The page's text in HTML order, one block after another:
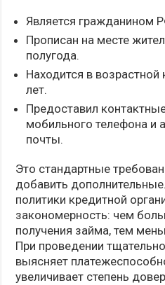
Является гражданином
Прописан на месте
полугода.
Находится в возрастной
лет.
Предоставил
мобильного телефона и
почты.
Это стандартные
добавить
политики кредитной
закономерность: чем
получения займа, тем
При проведении
выясняет
увеличивает степень